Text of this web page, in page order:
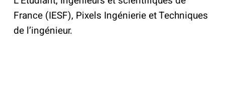
France (IESF), Pixels Ingénierie et Techniques
de l’ingénieur.